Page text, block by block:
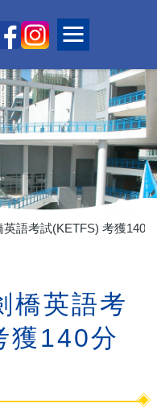
Toggle
Main
語考試(KETFS) 考獲140
橋英語考
獲140分